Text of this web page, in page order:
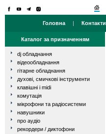
Головна | Контакти
Каталог за призначенням
dj обладнання
відеообладнання
гітарне обладнання
духові, смичкові інструменти
клавішні і midi
комутація
мікрофони та радіосистеми
навушники
про аудіо
рекордери / диктофони